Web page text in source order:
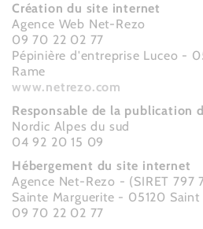
Création du site internet
Agence Web Net-Rezo
09 70 22 02 77
Pépinière d'entreprise Luceo -
Rame
www.netrezo.com
Responsable de la publication
Nordic Alpes du sud
04 92 20 15 09
Hébergement du site internet
Agence Net-Rezo - (SIRET
Sainte Marguerite - 05120
09 70 22 02 77